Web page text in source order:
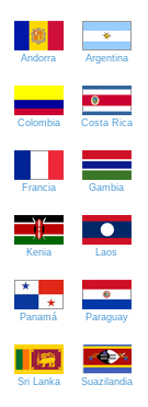
Andorra Argentina
Colombia Costa Rica
Francia Gambia
Kenia Laos
Panamá Paraguay
Sri Lanka Suazilandia